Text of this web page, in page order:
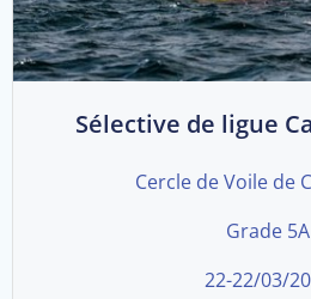
Sélective de ligue
Cercle de Voile de
Grade 5A
22-22/03/